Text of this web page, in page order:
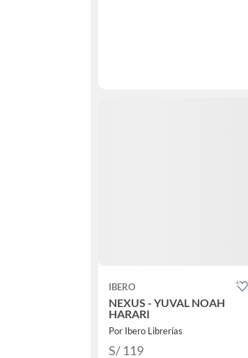
IBERO
NEXUS - YUVAL NOAH
HARARI
Por Ibero Librerías
S/ 119